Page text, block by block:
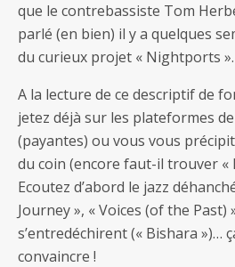
que le contrebassiste Tom
parlé (en bien) il y a quelques
du curieux projet « Nightports ».
A la lecture de ce descriptif de
jetez déjà sur les plateformes
(payantes) ou vous vous
du coin (encore faut-il trouver «
Ecoutez d’abord le jazz
Journey », « Voices (of the Past)
s’entredéchirent (« Bishara »)…
convaincre !